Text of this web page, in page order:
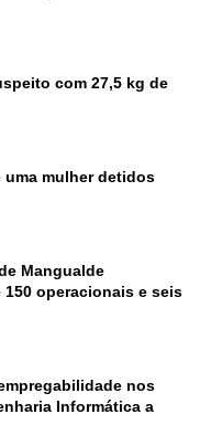
com 27,5 kg de
uma mulher detidos
Mangualde
operacionais e seis
nos
Informática a